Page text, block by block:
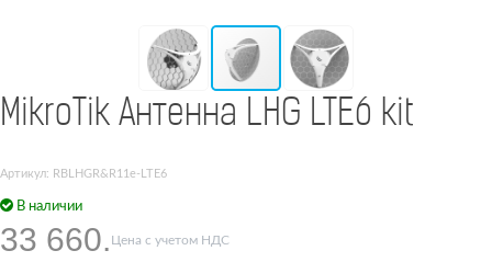
MikroTik Антенна LHG LTE6 kit
Артикул: RBLHGR&R11e-LTE6
В наличии
33 660. Цена с учетом НДС